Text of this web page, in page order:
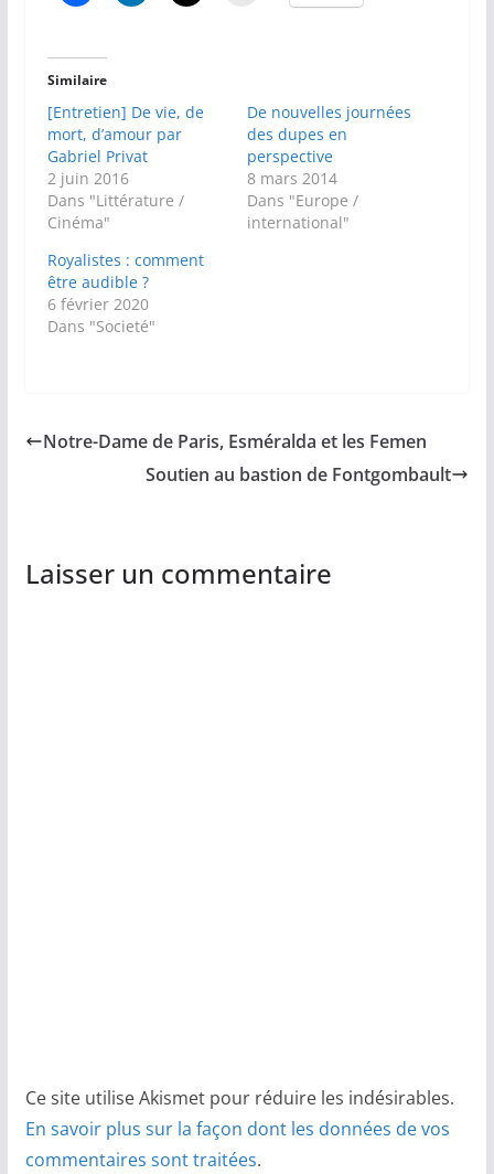
Similaire
[Entretien] De vie, de
mort, d’amour par
Gabriel Privat
2 juin 2016
Dans "Littérature /
Cinéma"
De nouvelles journées
des dupes en
perspective
8 mars 2014
Dans "Europe /
international"
Royalistes : comment
être audible ?
6 février 2020
Dans "Societé"
Notre-Dame de Paris, Esméralda et les Femen
Soutien au bastion de Fontgombault
Laisser un commentaire
Ce site utilise Akismet pour réduire les indésirables.
En savoir plus sur la façon dont les données de vos
commentaires sont traitées.